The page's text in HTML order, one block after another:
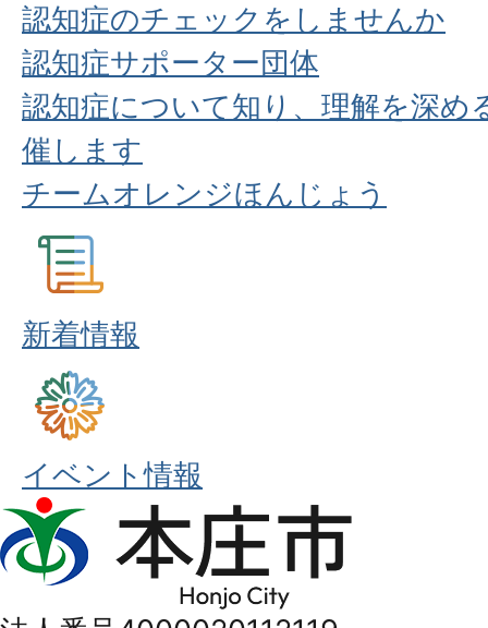
認知症のチェックをしませんか
認知症サポーター団体
認知症について知り、理解を深め
催します
チームオレンジほんじょう
新着情報
イベント情報
本
庄